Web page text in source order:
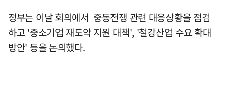
정부는 이날 회의에서 중동전쟁 관련 대응상황을 점검
하고 '중소기업 재도약 지원 대책', '철강산업 수요 확대
방안' 등을 논의했다.